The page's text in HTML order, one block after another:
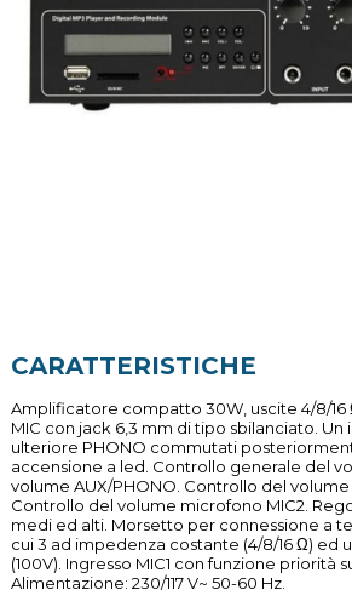
CARATTERISTICHE
Amplificatore compatto 30W, uscite 4/8/16
MIC con jack 6,3 mm di tipo sbilanciato. Un
ulteriore PHONO commutati
accensione a led. Controllo generale del
volume AUX/PHONO. Controllo del volume
Controllo del volume microfono MIC2.
medi ed alti. Morsetto per connessione a
cui 3 ad impedenza costante (4/8/16 Ω) ed
(100V). Ingresso MIC1 con funzione priorità
Alimentazione: 230/117 V~ 50-60 Hz.